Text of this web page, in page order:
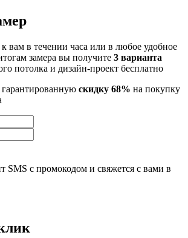
вам в течении часа или в любое удобное
замера вы получите 3 варианта
потолка и дизайн-проект бесплатно
скидку 68% на покупку
SMS с промокодом и свяжется с вами в